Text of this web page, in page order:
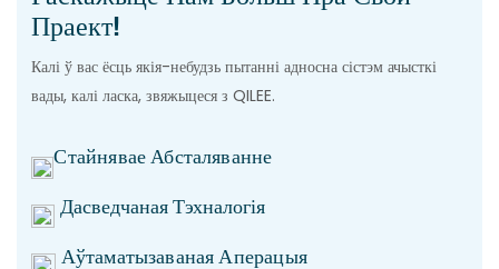
Праект!
Калі ў вас ёсць якія-небудзь пытанні адносна сістэм ачысткі
вады, калі ласка, звяжыцеся з QILEE.
Стайнявае Абсталяванне
Дасведчаная Тэхналогія
Аўтаматызаваная Аперацыя